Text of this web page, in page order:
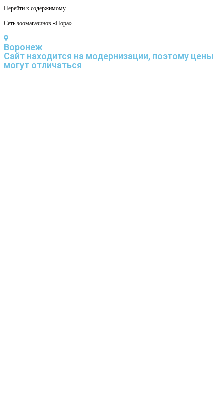
Перейти к содержимому
Сеть зоомагазинов «Нора»
Воронеж
Cайт находится на модернизации, поэтому цены
могут отличаться